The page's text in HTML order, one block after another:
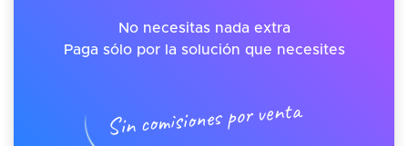
No necesitas nada extra
Paga sólo por la solución que necesites
Sin comisiones por venta